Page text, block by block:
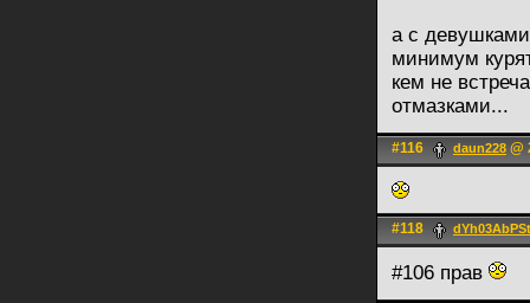
а с девушками
минимум
кем не
отмазками...
#116 daun228 @
#118
#106 прав